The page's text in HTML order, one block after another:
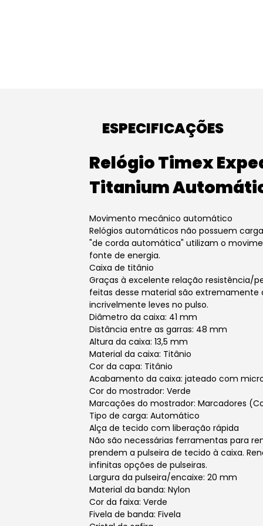
ESPECIFICAÇÕES
Relógio Timex
Titanium
Movimento mecânico automático
Relógios automáticos não possuem
"de corda automática" utilizam o
fonte de energia.
Caixa de titânio
Graças à excelente relação resistência/
feitas desse material são extremamente
incrivelmente leves no pulso.
Diâmetro da caixa: 41 mm
Distância entre as garras: 48 mm
Altura da caixa: 13,5 mm
Material da caixa: Titânio
Cor da capa: Titânio
Acabamento da caixa: jateado com
Cor do mostrador: Verde
Marcações do mostrador: Marcadores
Tipo de carga: Automático
Alça de tecido com liberação rápida
Não são necessárias ferramentas para
prendem a pulseira de tecido à caixa.
infinitas opções de pulseiras.
Largura da pulseira/encaixe: 20 mm
Material da banda: Nylon
Cor da faixa: Verde
Fivela de banda: Fivela